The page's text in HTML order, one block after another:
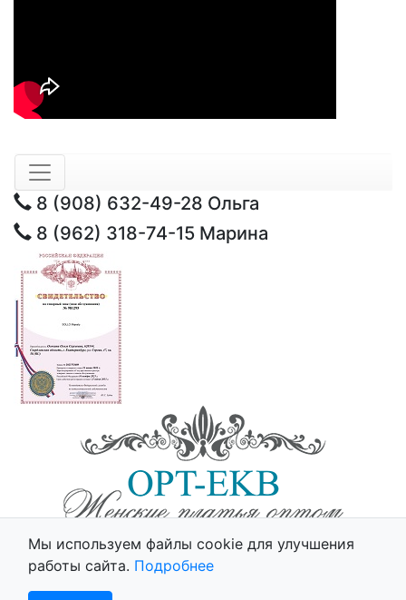
8 (908) 632-49-28 Ольга
8 (962) 318-74-15 Марина
Политика использования cookie
Мы используем файлы cookie для улучшения
работы сайта. Подробнее